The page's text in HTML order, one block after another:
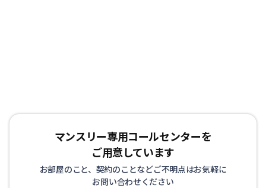
マンスリー専用コールセンターを
ご用意しています
お部屋のこと、契約のことなどご不明点はお気軽に
お問い合わせください